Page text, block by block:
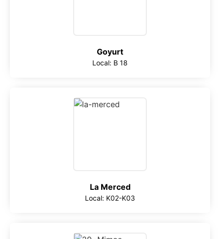
Goyurt
Local: B 18
La Merced
Local: K02-K03